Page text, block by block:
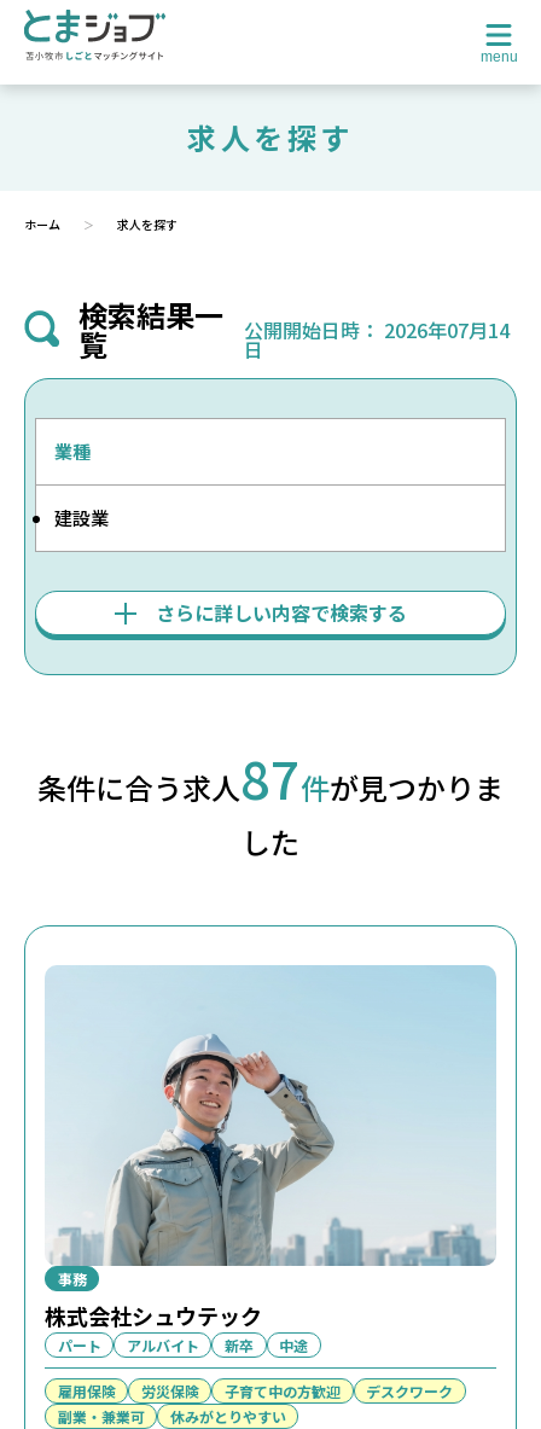
menu
求人を探す
ホーム 求人を探す
検索結果一
覧 公開開始日時： 2026年07月14
日
業種
建設業
さらに詳しい内容で検索する
条件に合う求人87件が見つかりま
した
事務
株式会社シュウテック
パート アルバイト 新卒 中途
雇用保険 労災保険 子育て中の方歓迎
デスクワーク
副業・兼業可
休みがとりやすい